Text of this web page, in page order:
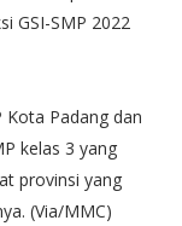
GSI-SMP 2022
Padang dan
kelas 3 yang
provinsi yang
(Via/MMC)